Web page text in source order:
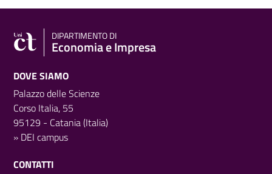
DIPARTIMENTO DI
Economia e Impresa
DOVE SIAMO
Palazzo delle Scienze
Corso Italia, 55
95129 - Catania (Italia)
» DEI campus
CONTATTI